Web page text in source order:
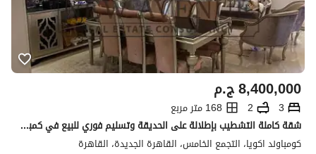
ج.م8,400,000
3
2
168 متر مربع
شقة كاملة التشطيب بإطلالة على الحديقة وتسليم فوري للبيع في كمبوند أكويا القاهرة الجديدة
كومباوند اكويا، التجمع الخامس، القاهرة الجديدة، القاهرة